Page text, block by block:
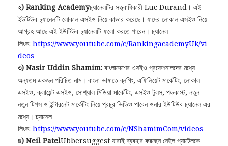
২) Ranking Academyচ্যানেলটির সত্ত্বাধিকারী Luc Durand। এই
ইউটিউব চ্যানেলটি লোকাল এসইও নিয়ে কাভার করেছে। যাদের লোকাল এসইও নিয়ে
আগ্রহ আছে এই ইউটিউব চ্যানেলটি ফলো করতে পারেন। চ্যানেল
লিংক: https://www.youtube.com/c/RankingacademyUk/vi
deos
৩) Nasir Uddin Shamim: বাংলাদেশের এসইও প্রফেশনালদের মধ্যে
অন্যতম একজন পরিচিত নাম। বাংলা ভাষাতে ব্লগিং, এফিলিয়েট মার্কেটিং, লোকাল
এসইও, ক্লায়েন্ট এসইও, সোশ্যাল মিডিয়া মার্কেটিং, এসইও টুলস, পডকাস্ট, নতুন
নতুন টিপস ও ইন্টারনেট মার্কেটিং নিয়ে প্রচুর ভিডিও পাবেন ওনার ইউটিউব চ্যানেল এর
মধ্যে। চ্যানেল
লিংক: https://www.youtube.com/c/NShamimCom/videos
৪) Neil PatelUbbersuggest যারাই ব্যবহার করছেন নেইল প্যাটেলকে